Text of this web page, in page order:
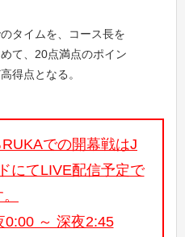
タイムを、コース長を
て、20点満点のポイン
得点となる。
での開幕戦はJ
にてLIVE配信予定で
0:00 ～ 深夜2:45